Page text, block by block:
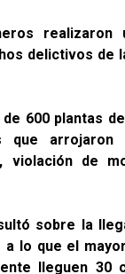
realizaron
delictivos de
600 plantas
que arrojaron
violación de
sobre la
a lo que el
lleguen 30